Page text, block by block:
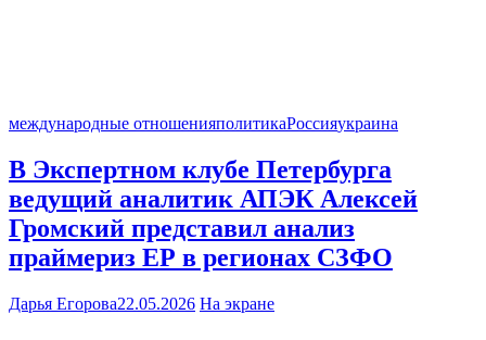
международные отношенияполитикаРоссияукраина
В Экспертном клубе Петербурга
ведущий аналитик АПЭК Алексей
Громский представил анализ
праймериз ЕР в регионах СЗФО
Дарья Егорова22.05.2026 На экране